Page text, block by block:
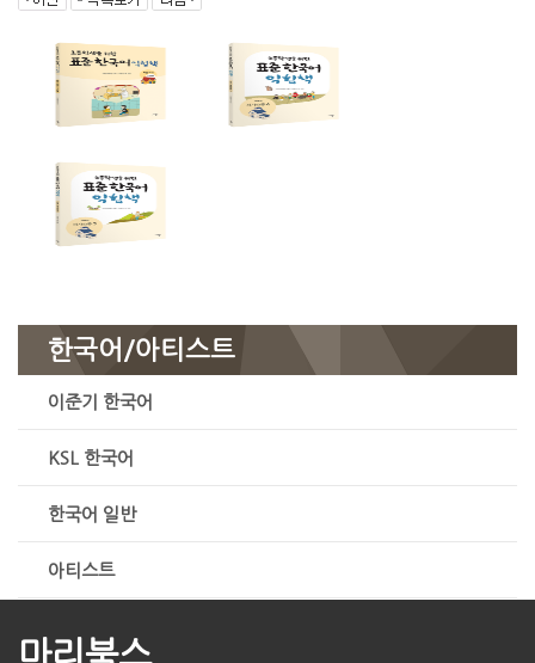
한국어/아티스트
이준기 한국어
KSL 한국어
한국어 일반
아티스트
마리북스